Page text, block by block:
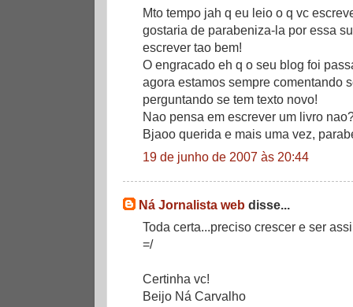
Mto tempo jah q eu leio o q vc
gostaria de parabeniza-la por essa
escrever tao bem!
O engracado eh q o seu blog foi
agora estamos sempre comentando
perguntando se tem texto novo!
Nao pensa em escrever um livro
Bjaoo querida e mais uma vez,
19 de junho de 2007 às 20:44
Ná Jornalista web disse...
Toda certa...preciso crescer e ser
=/
Certinha vc!
Beijo Ná Carvalho